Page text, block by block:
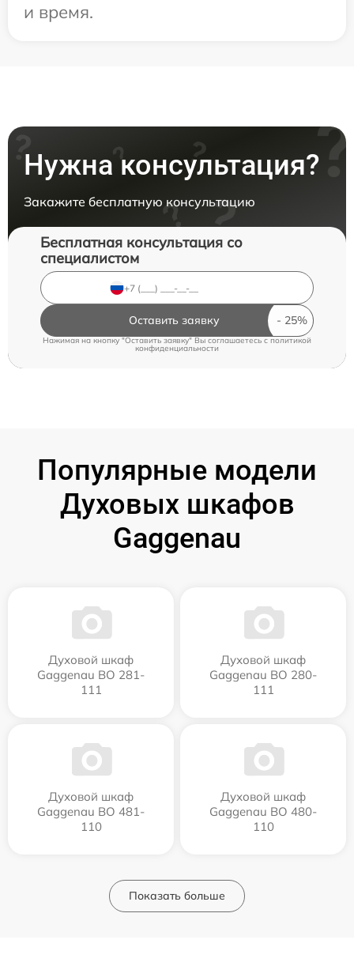
и время.
Нужна консультация?
Закажите бесплатную консультацию
Бесплатная консультация со
специалистом
Оставить заявку
Нажимая на кнопку "Оставить заявку" Вы соглашаетесь c политикой
конфиденциальности
Популярные модели
Духовых шкафов
Gaggenau
Духовой шкаф
Gaggenau BO 281-
111
Духовой шкаф
Gaggenau BO 280-
111
Духовой шкаф
Gaggenau BO 481-
110
Духовой шкаф
Gaggenau BO 480-
110
Показать больше